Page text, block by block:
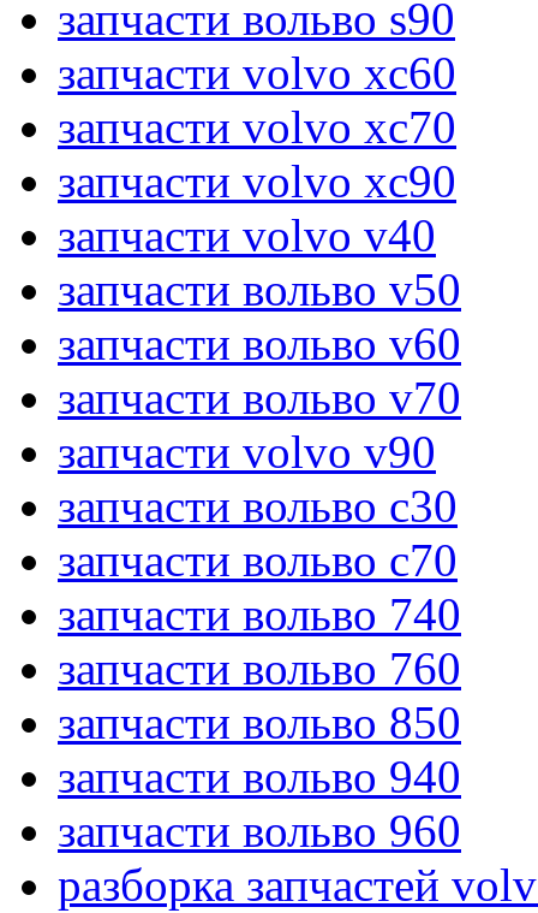
запчасти вольво s90
запчасти volvo xc60
запчасти volvo xc70
запчасти volvo xc90
запчасти volvo v40
запчасти вольво v50
запчасти вольво v60
запчасти вольво v70
запчасти volvo v90
запчасти вольво c30
запчасти вольво c70
запчасти вольво 740
запчасти вольво 760
запчасти вольво 850
запчасти вольво 940
запчасти вольво 960
разборка запчастей